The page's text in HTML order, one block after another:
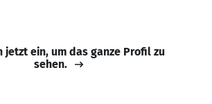
jetzt ein, um das ganze Profil zu
sehen.